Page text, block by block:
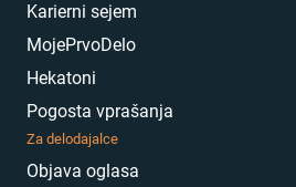
Karierni sejem
MojePrvoDelo
Hekatoni
Pogosta vprašanja
Za delodajalce
Objava oglasa